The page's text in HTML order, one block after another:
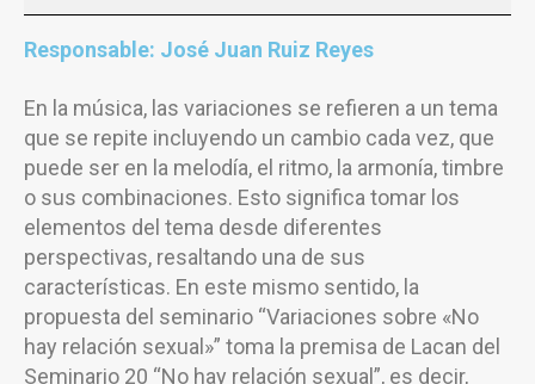
Responsable: José Juan Ruiz Reyes
En la música, las variaciones se refieren a un tema
que se repite incluyendo un cambio cada vez, que
puede ser en la melodía, el ritmo, la armonía, timbre
o sus combinaciones. Esto significa tomar los
elementos del tema desde diferentes
perspectivas, resaltando una de sus
características. En este mismo sentido, la
propuesta del seminario “Variaciones sobre «No
hay relación sexual»” toma la premisa de Lacan del
Seminario 20 “No hay relación sexual”, es decir,